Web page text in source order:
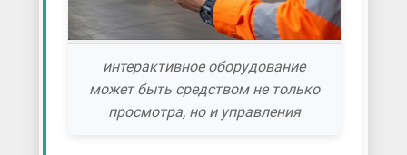
интерактивное оборудование
может быть средством не только
просмотра, но и управления